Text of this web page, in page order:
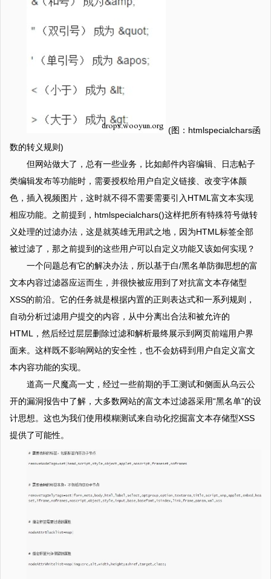
(图：htmlspecialchars函
数的转义规则)
但网站做大了，总有一些业务，比如邮件内容编辑、日志帖子
类编辑发布等功能时，需要授权给用户自定义链接、改变字体颜
色，插入视频图片，这时就不得不需要需要引入HTML富文本实现
相应功能。之前提到，htmlspecialchars()这样把所有特殊符号做转
义处理的过滤办法，这是就英雄无用武之地，因为HTML标签全部
被过滤了，那之前提到的这些用户可以自定义功能又该如何实现？
一个问题总有它的解决办法，所以基于白/黑名单防御思想的富
文本内容过滤器应运而生，并很快被应用到了对抗富文本存储型
XSS的前沿。它的任务就是根据内置的正则表达式和一系列规则，
自动分析过滤用户提交的内容，从中分离出合法和被允许的
HTML，然后经过层层删除过滤和解析最终展示到网页前端用户界
面来。这样既不影响网站的安全性，也不会妨碍到用户自定义富文
本内容功能的实现。
道高一尺魔高一丈，经过一些前期的手工测试和侧面从乌云公
开的漏洞报告中了解，大多数网站的富文本过滤器采用“黑名单”的设
计思想。这也为我们使用模糊测试来自动化挖掘富文本存储型XSS
提供了可能性。